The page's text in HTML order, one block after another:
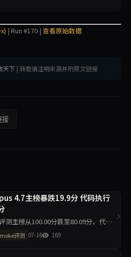
| Run #170 | 查看原始数据
天下 | 转载请注明来源并附原文链接
接
4.7主榜暴跌19.9分 代码执行
测主榜从100.00分跌至80.09分，代码
约束降至86.30。工程判断侧榜跌44.4分
评测 07-16 169